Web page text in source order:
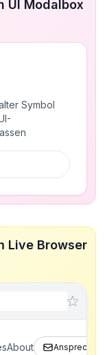
UI Modalbox
Symbol
Live Browser
About